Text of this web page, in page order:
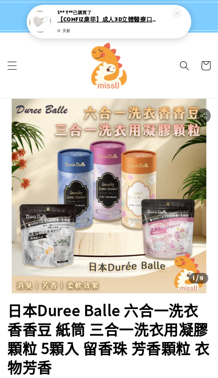
missU 迷思悠官方旗艦店 ❤️ 迷粉招募中
👉點我【追蹤社群送 $20 】
1 /9
日本Duree Balle 六合一洗衣
香香豆 紙筒 三合一洗衣用凝膠
顆粒 5顆入 留香珠 芳香顆粒 衣
物芳香
S** Y**已購買了
【COMFIZ康菲】成人3D立體醫療口罩 V型30入 (大臉/男女適用) RG521
11 天前